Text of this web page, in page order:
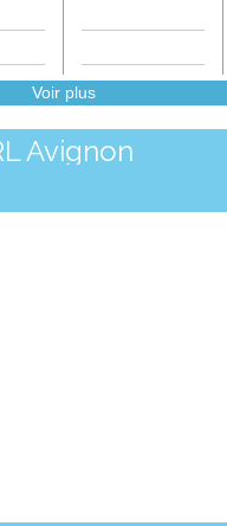
Voir plus
Avignon